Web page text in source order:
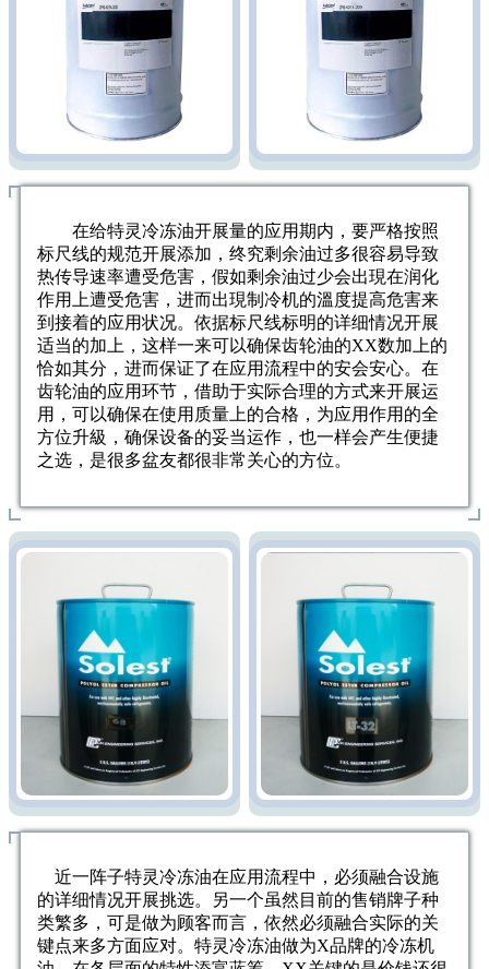
在给特灵冷冻油开展量的应用期内，要严格按照
标尺线的规范开展添加，终究剩余油过多很容易导致
热传导速率遭受危害，假如剩余油过少会出現在润化
作用上遭受危害，进而出現制冷机的溫度提高危害来
到接着的应用状况。依据标尺线标明的详细情况开展
适当的加上，这样一来可以确保齿轮油的XX数加上的
恰如其分，进而保证了在应用流程中的安会安心。在
齿轮油的应用环节，借助于实际合理的方式来开展运
用，可以确保在使用质量上的合格，为应用作用的全
方位升級，确保设备的妥当运作，也一样会产生便捷
之选，是很多盆友都很非常关心的方位。
近一阵子特灵冷冻油在应用流程中，必须融合设施
的详细情况开展挑选。另一个虽然目前的售销牌子种
类繁多，可是做为顾客而言，依然必须融合实际的关
键点来多方面应对。特灵冷冻油做为X品牌的冷冻机